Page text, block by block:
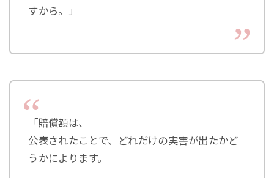
すから。」
「賠償額は、
公表されたことで、どれだけの実害が出たかど
うかによります。